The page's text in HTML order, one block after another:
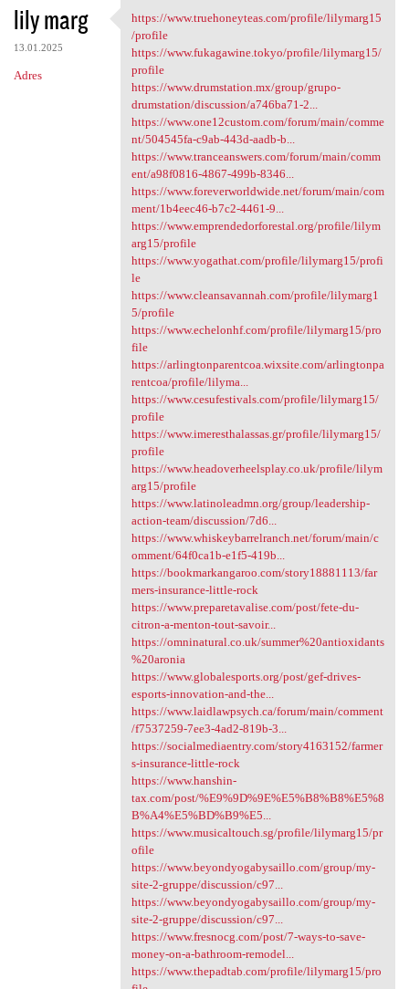
lily marg
13.01.2025
Adres
https://www.truehoneyteas.com
https://www.truehoneyteas.com/profile/lilymarg15
/profile
https://www.fukagawine.tokyo/profile/lilymarg15/
profile
https://www.drumstation.mx/group/grupo-
drumstation/discussion/a746ba71-2...
https://www.one12custom.com/forum/main/comme
nt/504545fa-c9ab-443d-aadb-b...
https://www.tranceanswers.com/forum/main/comm
ent/a98f0816-4867-499b-8346...
https://www.foreverworldwide.net/forum/main/com
ment/1b4eec46-b7c2-4461-9...
https://www.emprendedorforestal.org/profile/lilym
arg15/profile
https://www.yogathat.com/profile/lilymarg15/profi
le
https://www.cleansavannah.com/profile/lilymarg1
5/profile
https://www.echelonhf.com/profile/lilymarg15/pro
file
https://arlingtonparentcoa.wixsite.com/arlingtonpa
rentcoa/profile/lilyma...
https://www.cesufestivals.com/profile/lilymarg15/
profile
https://www.imeresthalassas.gr/profile/lilymarg15/
profile
https://www.headoverheelsplay.co.uk/profile/lilym
arg15/profile
https://www.latinoleadmn.org/group/leadership-
action-team/discussion/7d6...
https://www.whiskeybarrelranch.net/forum/main/c
omment/64f0ca1b-e1f5-419b...
https://bookmarkangaroo.com/story18881113/far
mers-insurance-little-rock
https://www.preparetavalise.com/post/fete-du-
citron-a-menton-tout-savoir...
https://omninatural.co.uk/summer%20antioxidants
%20aronia
https://www.globalesports.org/post/gef-drives-
esports-innovation-and-the...
https://www.laidlawpsych.ca/forum/main/comment
/f7537259-7ee3-4ad2-819b-3...
https://socialmediaentry.com/story4163152/farmer
s-insurance-little-rock
https://www.hanshin-
tax.com/post/%E9%9D%9E%E5%B8%B8%E5%8
B%A4%E5%BD%B9%E5...
https://www.musicaltouch.sg/profile/lilymarg15/pr
ofile
https://www.beyondyogabysaillo.com/group/my-
site-2-gruppe/discussion/c97...
https://www.beyondyogabysaillo.com/group/my-
site-2-gruppe/discussion/c97...
https://www.fresnocg.com/post/7-ways-to-save-
money-on-a-bathroom-remodel...
https://www.thepadtab.com/profile/lilymarg15/pro